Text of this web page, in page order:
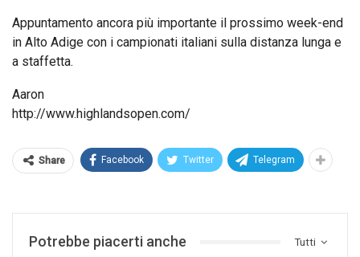
Appuntamento ancora più importante il prossimo week-end
in Alto Adige con i campionati italiani sulla distanza lunga e
a staffetta.
Aaron
http://www.highlandsopen.com/
Share Facebook Twitter Telegram
Tutti
Potrebbe piacerti anche